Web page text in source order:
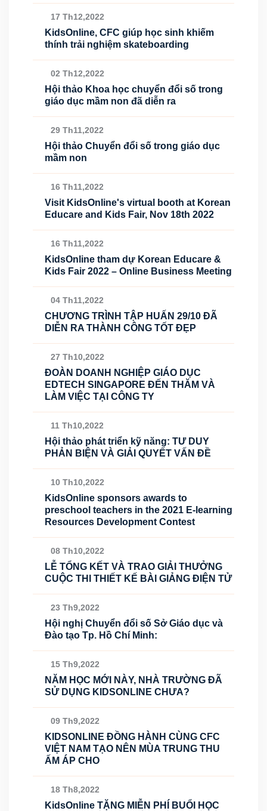
17 Th12,2022
KidsOnline, CFC giúp học sinh khiếm
thính trải nghiệm skateboarding
02 Th12,2022
Hội thảo Khoa học chuyển đổi số trong
giáo dục mầm non đã diễn ra
29 Th11,2022
Hội thảo Chuyển đổi số trong giáo dục
mầm non
16 Th11,2022
Visit KidsOnline's virtual booth at Korean
Educare and Kids Fair, Nov 18th 2022
16 Th11,2022
KidsOnline tham dự Korean Educare &
Kids Fair 2022 – Online Business Meeting
04 Th11,2022
CHƯƠNG TRÌNH TẬP HUẤN 29/10 ĐÃ
DIỄN RA THÀNH CÔNG TỐT ĐẸP
27 Th10,2022
ĐOÀN DOANH NGHIỆP GIÁO DỤC
EDTECH SINGAPORE ĐẾN THĂM VÀ
LÀM VIỆC TẠI CÔNG TY
11 Th10,2022
Hội thảo phát triển kỹ năng: TƯ DUY
PHẢN BIỆN VÀ GIẢI QUYẾT VẤN ĐỀ
10 Th10,2022
KidsOnline sponsors awards to
preschool teachers in the 2021 E-learning
Resources Development Contest
08 Th10,2022
LỄ TỔNG KẾT VÀ TRAO GIẢI THƯỞNG
CUỘC THI THIẾT KẾ BÀI GIẢNG ĐIỆN TỬ
23 Th9,2022
Hội nghị Chuyển đổi số Sở Giáo dục và
Đào tạo Tp. Hồ Chí Minh:
15 Th9,2022
NĂM HỌC MỚI NÀY, NHÀ TRƯỜNG ĐÃ
SỬ DỤNG KIDSONLINE CHƯA?
09 Th9,2022
KIDSONLINE ĐỒNG HÀNH CÙNG CFC
VIỆT NAM TẠO NÊN MÙA TRUNG THU
ẤM ÁP CHO
18 Th8,2022
KidsOnline TẶNG MIỄN PHÍ BUỔI HỌC